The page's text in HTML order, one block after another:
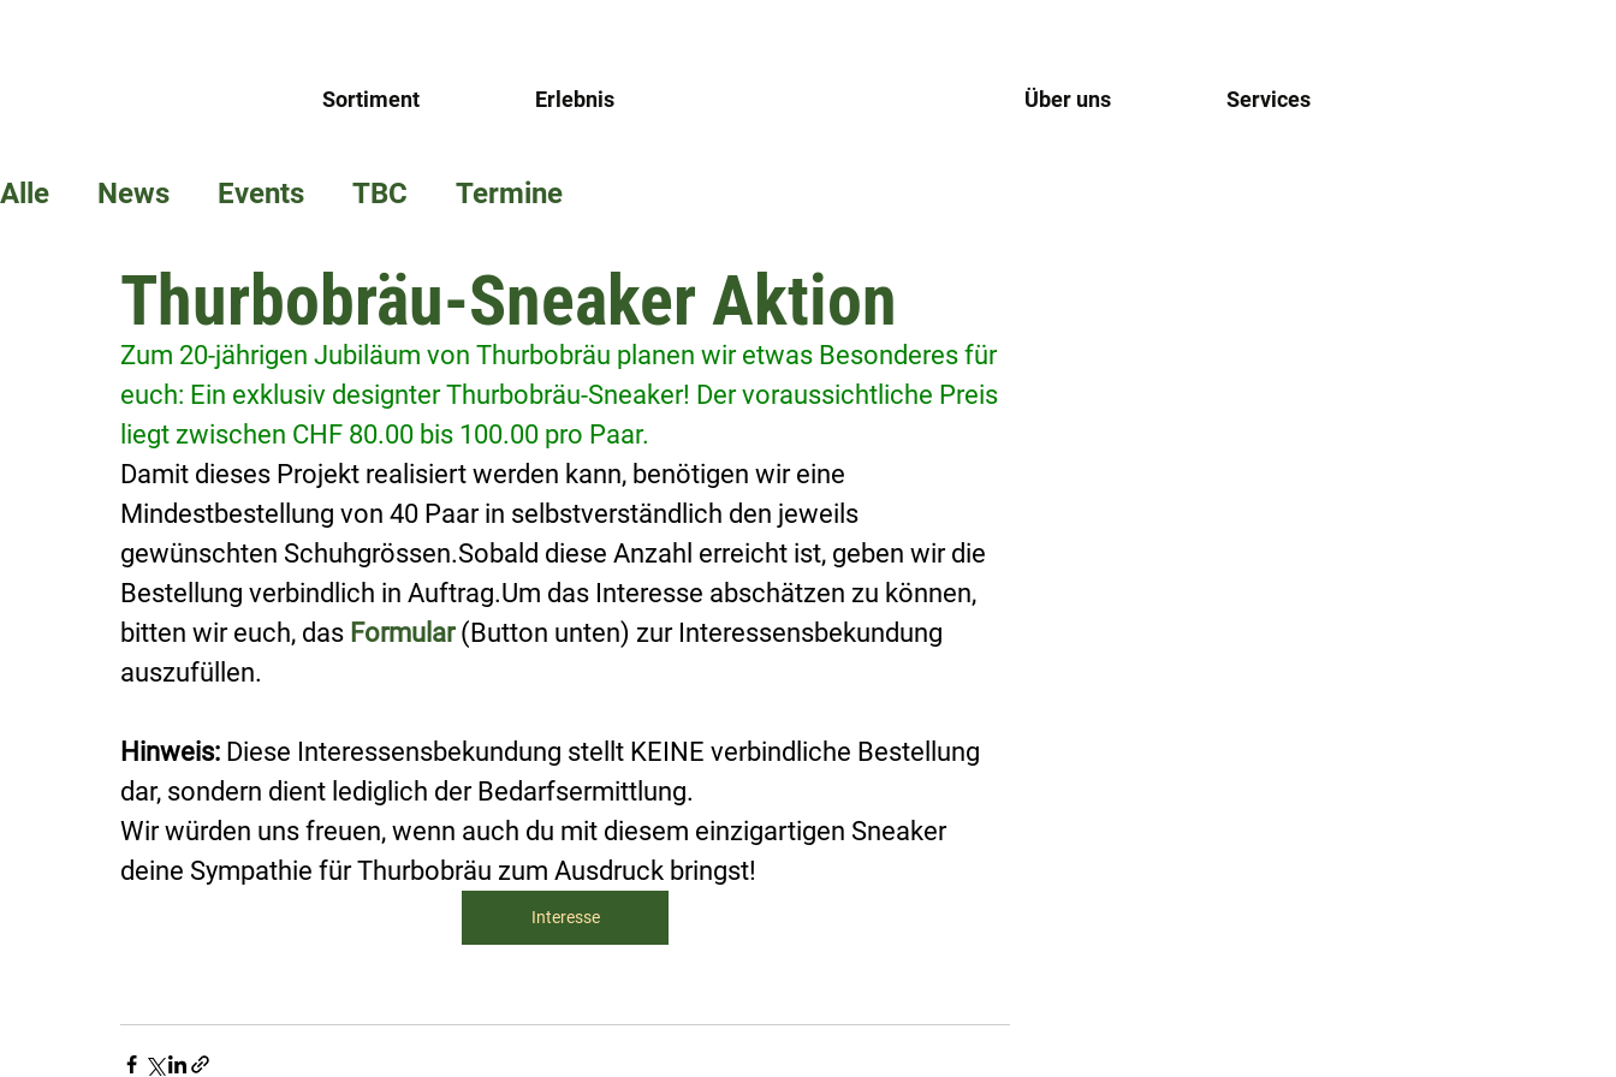
Sortiment Erlebnis Über uns Services
Alle News Events TBC Termine
Thurbobräu-Sneaker Aktion
Zum 20-jährigen Jubiläum von Thurbobräu planen wir etwas Besonderes für
euch: Ein exklusiv designter Thurbobräu-Sneaker! Der voraussichtliche Preis
liegt zwischen CHF 80.00 bis 100.00 pro Paar.
Damit dieses Projekt realisiert werden kann, benötigen wir eine
Mindestbestellung von 40 Paar in selbstverständlich den jeweils
gewünschten Schuhgrössen.Sobald diese Anzahl erreicht ist, geben wir die
Bestellung verbindlich in Auftrag.Um das Interesse abschätzen zu können,
bitten wir euch, das Formular (Button unten) zur Interessensbekundung
auszufüllen.
Hinweis: Diese Interessensbekundung stellt KEINE verbindliche Bestellung
dar, sondern dient lediglich der Bedarfsermittlung.
Wir würden uns freuen, wenn auch du mit diesem einzigartigen Sneaker
deine Sympathie für Thurbobräu zum Ausdruck bringst!
Interesse